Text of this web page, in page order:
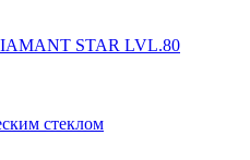
STAR LVL.80
стеклом